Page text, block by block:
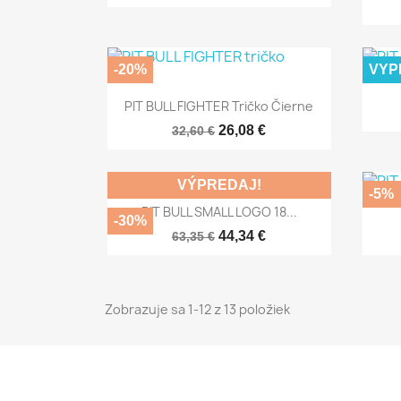
 Rýchly náhľad
PIT BULL FIGHTER Tričko Čierne
32,60 € 26,08 €
-20%
 Rýchly náhľad
PIT BULL SMALL LOGO 18...
63,35 € 44,34 €
VÝPREDAJ!
-30%
-5%
Zobrazuje sa 1-12 z 13 položiek